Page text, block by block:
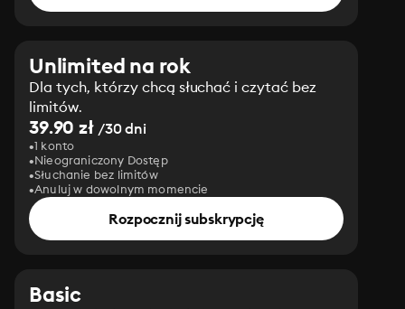
Unlimited na rok
Dla tych, którzy chcą słuchać i czytać bez
limitów.
39.90 zł/30 dni
1 konto
Nieograniczony Dostęp
Słuchanie bez limitów
Anuluj w dowolnym momencie
Rozpocznij subskrypcję
Basic